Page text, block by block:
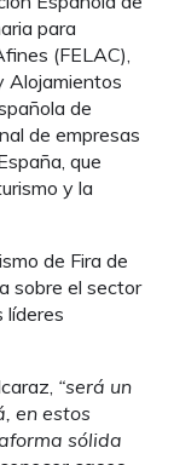
para
(FELAC),
Alojamientos
de
de empresas
que
y la
de Fira de
sobre el sector
líderes
“será un
en estos
sólida